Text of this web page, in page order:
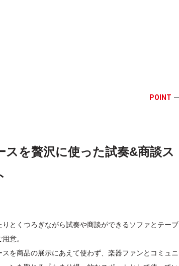
POINT
スを贅沢に使った試奏&商談ス
りとくつろぎながら試奏や商談ができるソファとテーブ
意。
スを商品の展示にあえて使わず、楽器ファンとコミュニ